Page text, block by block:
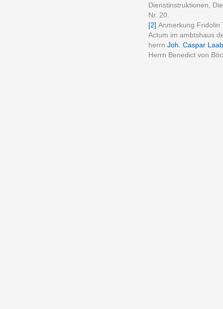
Dienstinstruktionen,
Nr. 20.
[2] Anmerkung Fridolin
Actum im ambtshaus
herrn Joh. Caspar
Herrn Benedict von